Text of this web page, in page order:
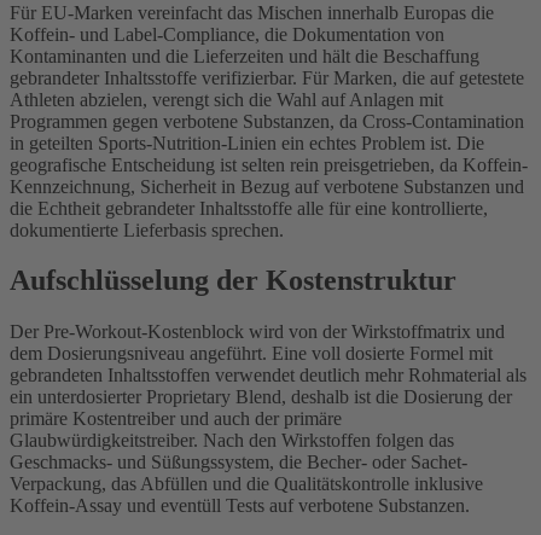
Für EU-Marken vereinfacht das Mischen innerhalb Europas die
Koffein- und Label-Compliance, die Dokumentation von
Kontaminanten und die Lieferzeiten und hält die Beschaffung
gebrandeter Inhaltsstoffe verifizierbar. Für Marken, die auf getestete
Athleten abzielen, verengt sich die Wahl auf Anlagen mit
Programmen gegen verbotene Substanzen, da Cross-Contamination
in geteilten Sports-Nutrition-Linien ein echtes Problem ist. Die
geografische Entscheidung ist selten rein preisgetrieben, da Koffein-
Kennzeichnung, Sicherheit in Bezug auf verbotene Substanzen und
die Echtheit gebrandeter Inhaltsstoffe alle für eine kontrollierte,
dokumentierte Lieferbasis sprechen.
Aufschlüsselung der Kostenstruktur
Der Pre-Workout-Kostenblock wird von der Wirkstoffmatrix und
dem Dosierungsniveau angeführt. Eine voll dosierte Formel mit
gebrandeten Inhaltsstoffen verwendet deutlich mehr Rohmaterial als
ein unterdosierter Proprietary Blend, deshalb ist die Dosierung der
primäre Kostentreiber und auch der primäre
Glaubwürdigkeitstreiber. Nach den Wirkstoffen folgen das
Geschmacks- und Süßungssystem, die Becher- oder Sachet-
Verpackung, das Abfüllen und die Qualitätskontrolle inklusive
Koffein-Assay und eventüll Tests auf verbotene Substanzen.